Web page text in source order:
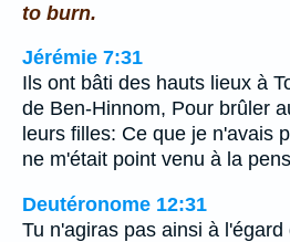
to burn.
Jérémie 7:31
Ils ont bâti des hauts lieux à
de Ben-Hinnom, Pour brûler
leurs filles: Ce que je n'avais
ne m'était point venu à la
Deutéronome 12:31
Tu n'agiras pas ainsi à l'égard